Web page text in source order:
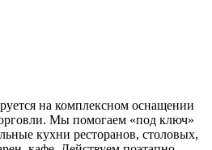
на комплексном оснащении
Мы помогаем «под ключ»
кухни ресторанов, столовых,